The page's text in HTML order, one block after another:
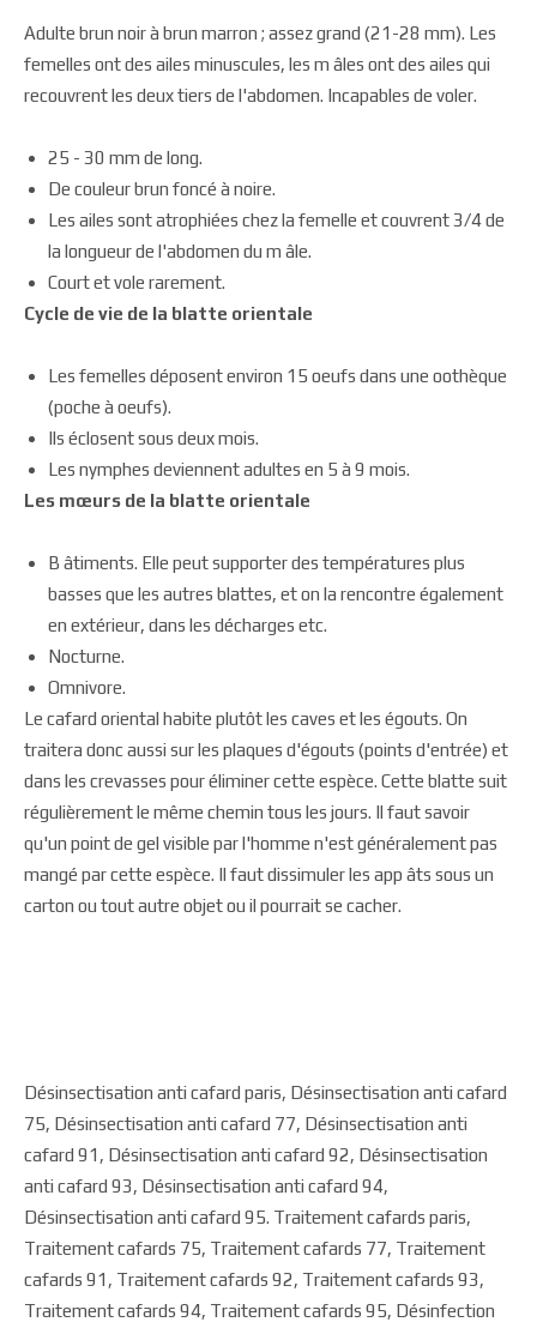
Adulte brun noir à brun marron ; assez grand (21-28 mm). Les
femelles ont des ailes minuscules, les m âles ont des ailes qui
recouvrent les deux tiers de l'abdomen. Incapables de voler.
25 - 30 mm de long.
De couleur brun foncé à noire.
Les ailes sont atrophiées chez la femelle et couvrent 3/4 de
la longueur de l'abdomen du m âle.
Court et vole rarement.
Cycle de vie de la blatte orientale
Les femelles déposent environ 15 oeufs dans une oothèque
(poche à oeufs).
Ils éclosent sous deux mois.
Les nymphes deviennent adultes en 5 à 9 mois.
Les mœurs de la blatte orientale
B âtiments. Elle peut supporter des températures plus
basses que les autres blattes, et on la rencontre également
en extérieur, dans les décharges etc.
Nocturne.
Omnivore.
Le cafard oriental habite plutôt les caves et les égouts. On
traitera donc aussi sur les plaques d'égouts (points d'entrée) et
dans les crevasses pour éliminer cette espèce. Cette blatte suit
régulièrement le même chemin tous les jours. Il faut savoir
qu'un point de gel visible par l'homme n'est généralement pas
mangé par cette espèce. Il faut dissimuler les app âts sous un
carton ou tout autre objet ou il pourrait se cacher.
Désinsectisation anti cafard paris, Désinsectisation anti cafard
75, Désinsectisation anti cafard 77, Désinsectisation anti
cafard 91, Désinsectisation anti cafard 92, Désinsectisation
anti cafard 93, Désinsectisation anti cafard 94,
Désinsectisation anti cafard 95. Traitement cafards paris,
Traitement cafards 75, Traitement cafards 77, Traitement
cafards 91, Traitement cafards 92, Traitement cafards 93,
Traitement cafards 94, Traitement cafards 95, Désinfection